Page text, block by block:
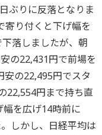
ぶりに反落となりま
寄り付くと下げ幅を
落しましたが、朝
の22,431円で前場を
の22,495円でスタ
22,554円まで持ち直
を広げ14時前に
しかし、日経平均は